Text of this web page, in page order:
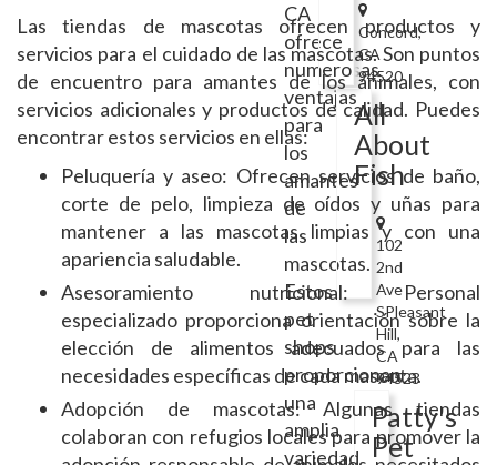
Concord,
CA
94520
All
About
Fish
102
2nd
Ave
SPleasant
Hill,
CA
94523
Patty's
Pet
CA
ofrece
numerosas
ventajas
para
los
amantes
de
las
mascotas.
Estos
pet
shops
proporcionan
una
amplia
variedad
Las tiendas de mascotas ofrecen productos y
servicios para el cuidado de las mascotas. Son puntos
de encuentro para amantes de los animales, con
servicios adicionales y productos de calidad. Puedes
encontrar estos servicios en ellas:
Peluquería y aseo: Ofrecen servicios de baño,
corte de pelo, limpieza de oídos y uñas para
mantener a las mascotas limpias y con una
apariencia saludable.
Asesoramiento nutricional: Personal
especializado proporciona orientación sobre la
elección de alimentos adecuados para las
necesidades específicas de cada mascota.
Adopción de mascotas: Algunas tiendas
colaboran con refugios locales para promover la